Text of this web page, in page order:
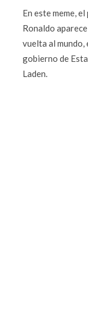
En este meme,
Ronaldo
vuelta al mundo,
gobierno de
Laden.